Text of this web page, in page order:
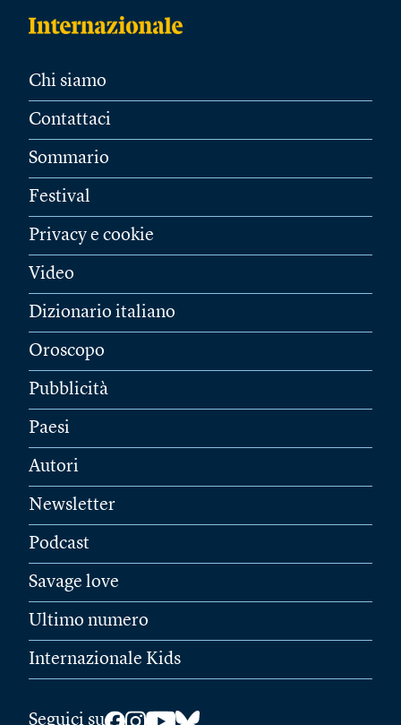
Chi siamo
Contattaci
Sommario
Festival
Privacy e cookie
Video
Dizionario italiano
Oroscopo
Pubblicità
Paesi
Autori
Newsletter
Podcast
Savage love
Ultimo numero
Internazionale Kids
Seguici su